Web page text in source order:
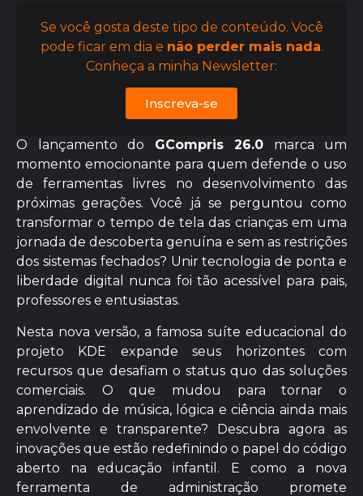
Se você gosta deste tipo de conteúdo. Você
pode ficar em dia e não perder mais nada.
Conheça a minha Newsletter:
Inscreva-se
O lançamento do GCompris 26.0 marca um
momento emocionante para quem defende o uso
de ferramentas livres no desenvolvimento das
próximas gerações. Você já se perguntou como
transformar o tempo de tela das crianças em uma
jornada de descoberta genuína e sem as restrições
dos sistemas fechados? Unir tecnologia de ponta e
liberdade digital nunca foi tão acessível para pais,
professores e entusiastas.
Nesta nova versão, a famosa suíte educacional do
projeto KDE expande seus horizontes com
recursos que desafiam o status quo das soluções
comerciais. O que mudou para tornar o
aprendizado de música, lógica e ciência ainda mais
envolvente e transparente? Descubra agora as
inovações que estão redefinindo o papel do código
aberto na educação infantil. E como a nova
ferramenta de administração promete